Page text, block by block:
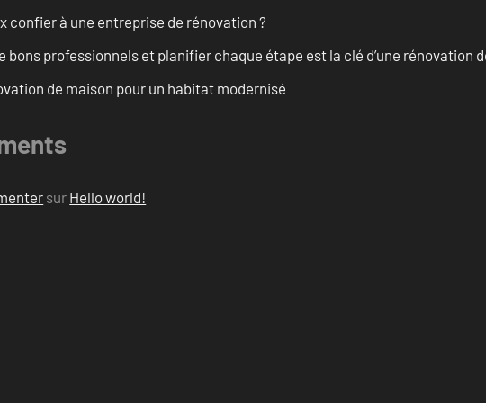
confier à une entreprise de rénovation ?
bons professionnels et planifier chaque étape est la clé d’une
de maison pour un habitat modernisé
sur Hello world!